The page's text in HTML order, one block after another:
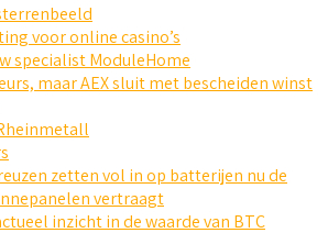
voor online casino’s
specialist ModuleHome
maar AEX sluit met bescheiden winst
zetten vol in op batterijen nu de
vertraagt
inzicht in de waarde van BTC